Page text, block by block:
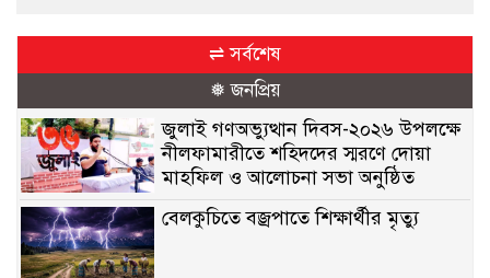
⇌ সর্বশেষ
❅ জনপ্রিয়
জুলাই গণঅভ্যুত্থান দিবস-২০২৬ উপলক্ষে
নীলফামারীতে শহিদদের স্মরণে দোয়া
মাহফিল ও আলোচনা সভা অনুষ্ঠিত
বেলকুচিতে বজ্রপাতে শিক্ষার্থীর মৃত্যু